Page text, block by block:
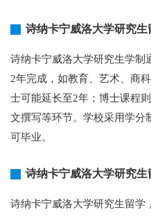
诗纳卡宁威洛大学研究生
诗纳卡宁威洛大学研究生学制
2年完成，如教育、艺术、商
士可能延长至2年；博士课程
文撰写等环节。学校采用学分
可毕业。
诗纳卡宁威洛大学研究生
诗纳卡宁威洛大学研究生留学